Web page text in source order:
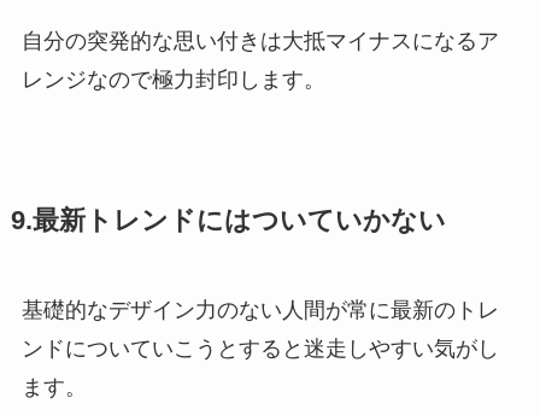
自分の突発的な思い付きは大抵マイナスになるア
レンジなので極力封印します。
9.最新トレンドにはついていかない
基礎的なデザイン力のない人間が常に最新のトレ
ンドについていこうとすると迷走しやすい気がし
ます。